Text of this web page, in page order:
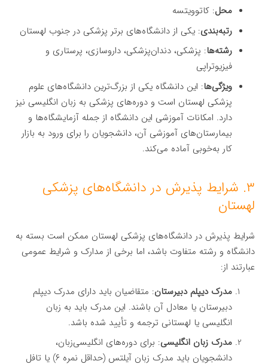
محل: کاتوویتسه
رتبه‌بندی: یکی از دانشگاه‌های برتر پزشکی در جنوب لهستان
رشته‌ها: پزشکی، دندان‌پزشکی، داروسازی، پرستاری و
فیزیوتراپی
ویژگی‌ها: این دانشگاه یکی از بزرگ‌ترین دانشگاه‌های علوم
پزشکی لهستان است و دوره‌های پزشکی به زبان انگلیسی نیز
دارد. امکانات آموزشی این دانشگاه از جمله آزمایشگاه‌ها و
بیمارستان‌های آموزشی آن، دانشجویان را برای ورود به بازار
کار به‌خوبی آماده می‌کند.
۳. شرایط پذیرش در دانشگاه‌های پزشکی
لهستان
شرایط پذیرش در دانشگاه‌های پزشکی لهستان ممکن است بسته به
دانشگاه و رشته متفاوت باشد، اما برخی از مدارک و شرایط عمومی
عبارتند از:
مدرک دیپلم دبیرستان: متقاضیان باید دارای مدرک دیپلم
دبیرستان یا معادل آن باشند. این مدرک باید به زبان
انگلیسی یا لهستانی ترجمه و تأیید شده باشد.
مدرک زبان انگلیسی: برای دوره‌های انگلیسی‌زبان،
دانشجویان باید مدرک زبان آیلتس (حداقل نمره ۶) یا تافل